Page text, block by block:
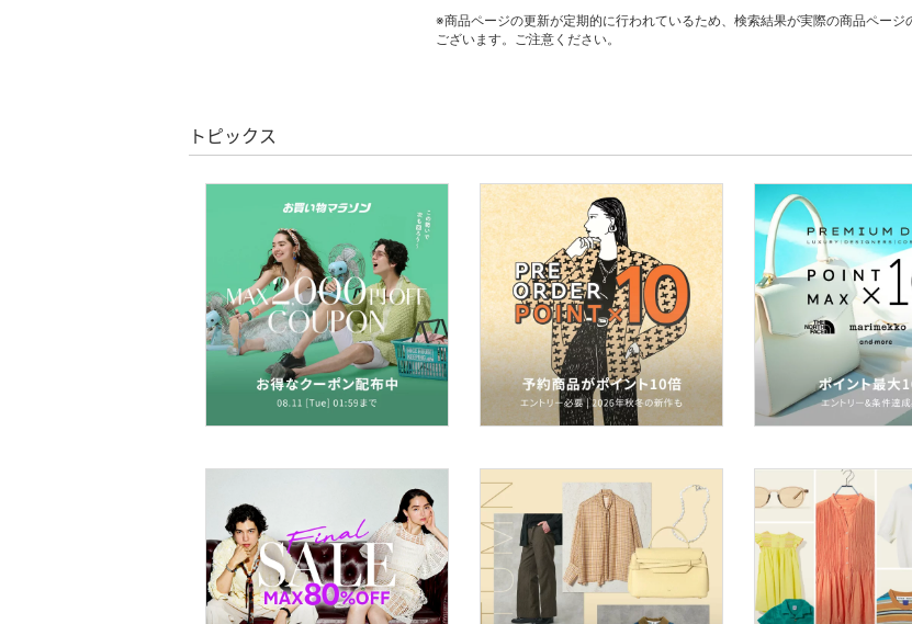
ヘアケア
メイク道具・美容器具
コフレ・キット・セット
食器・調理器具・キッチ
ン用品
インテリア・生活雑貨
スポーツ・アウトドア用
品
文房具
※商品ページの更新が定期的に行われているため、検索結果が実際の商品ペー
ございます。ご注意ください。
トピックス